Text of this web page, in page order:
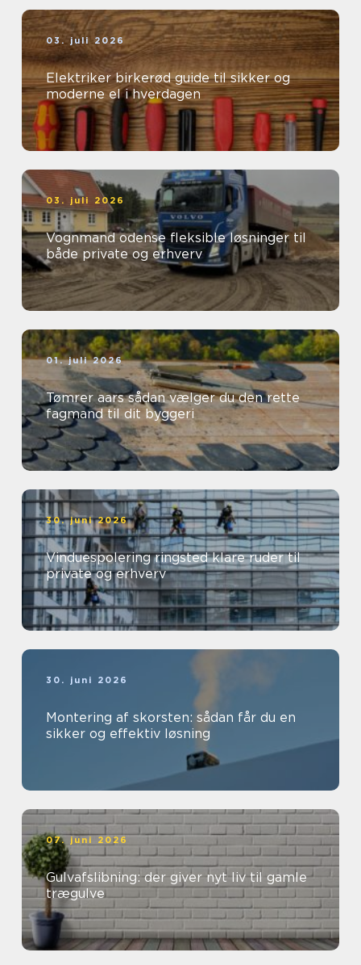
03. juli 2026
Elektriker birkerød guide til sikker og
moderne el i hverdagen
03. juli 2026
Vognmand odense fleksible løsninger til
både private og erhverv
01. juli 2026
Tømrer aars sådan vælger du den rette
fagmand til dit byggeri
30. juni 2026
Vinduespolering ringsted klare ruder til
private og erhverv
30. juni 2026
Montering af skorsten: sådan får du en
sikker og effektiv løsning
07. juni 2026
Gulvafslibning: der giver nyt liv til gamle
trægulve